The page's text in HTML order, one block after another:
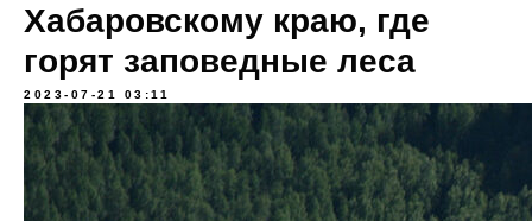
Хабаровскому краю, где
горят заповедные леса
2023-07-21 03:11